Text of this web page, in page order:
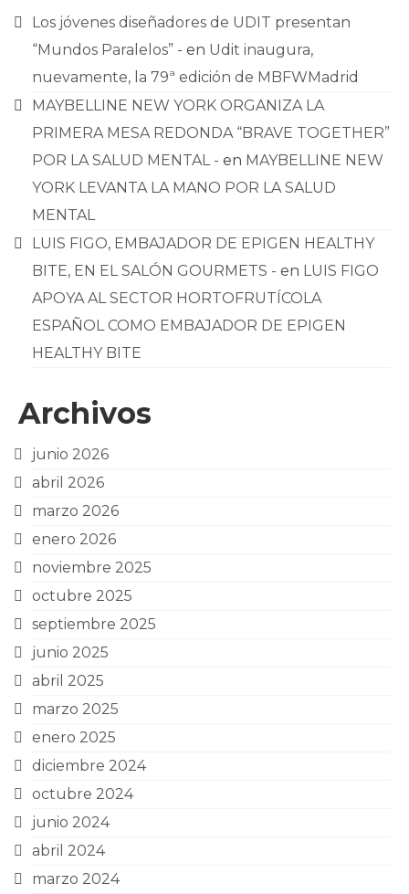
Los jóvenes diseñadores de UDIT presentan
“Mundos Paralelos” - en Udit inaugura,
nuevamente, la 79ª edición de MBFWMadrid
MAYBELLINE NEW YORK ORGANIZA LA
PRIMERA MESA REDONDA “BRAVE TOGETHER”
POR LA SALUD MENTAL - en MAYBELLINE NEW
YORK LEVANTA LA MANO POR LA SALUD
MENTAL
LUIS FIGO, EMBAJADOR DE EPIGEN HEALTHY
BITE, EN EL SALÓN GOURMETS - en LUIS FIGO
APOYA AL SECTOR HORTOFRUTÍCOLA
ESPAÑOL COMO EMBAJADOR DE EPIGEN
HEALTHY BITE
Archivos
junio 2026
abril 2026
marzo 2026
enero 2026
noviembre 2025
octubre 2025
septiembre 2025
junio 2025
abril 2025
marzo 2025
enero 2025
diciembre 2024
octubre 2024
junio 2024
abril 2024
marzo 2024